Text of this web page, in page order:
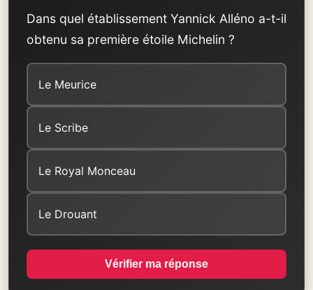
Dans quel établissement Yannick Alléno a-t-il
obtenu sa première étoile Michelin ?
Le Meurice
Le Scribe
Le Royal Monceau
Le Drouant
Vérifier ma réponse